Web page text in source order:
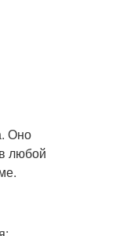
Оно
любой